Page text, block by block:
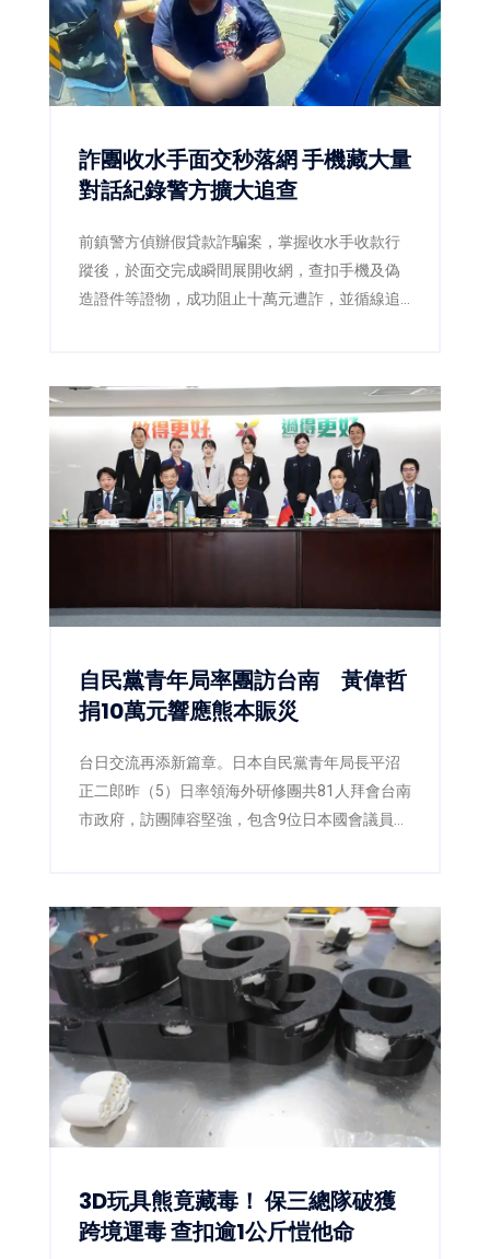
詐團收水手面交秒落網 手機藏大量
對話紀錄警方擴大追查
前鎮警方偵辦假貸款詐騙案，掌握收水手收款行
蹤後，於面交完成瞬間展開收網，查扣手機及偽
造證件等證物，成功阻止十萬元遭詐，並循線追
自民黨青年局率團訪台南 黃偉哲
捐10萬元響應熊本賑災
台日交流再添新篇章。日本自民黨青年局長平沼
正二郎昨（5）日率領海外研修團共81人拜會台南
市政府，訪團陣容堅強，包含9位日本國會議員，
恩恩熱情接待，雙方除就城市交流、青年互動及
未來合作交換意見外，也共同關注日前熊本強震
災情。黃偉哲更宣布以個人名義捐出新台幣10萬
元，響應台南市政府「0728日本熊本賑災專
案」，盼凝聚更多社會力量，協助災區儘速重
建。
3D玩具熊竟藏毒！ 保三總隊破獲
跨境運毒 查扣逾1公斤愷他命